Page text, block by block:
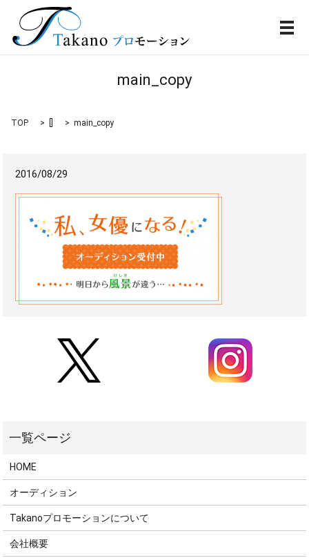
メ
main_copy
TOP main_copy
2016/08/29
HOME
オーディション
Takanoプロモーションについて
会社概要